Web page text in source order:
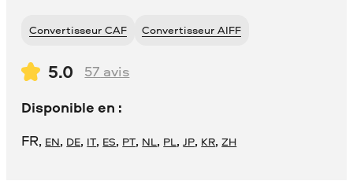
Convertisseur CAF Convertisseur AIFF
5.0 57 avis
Disponible en :
FR, EN, DE, IT, ES, PT, NL, PL,JP, KR,ZH